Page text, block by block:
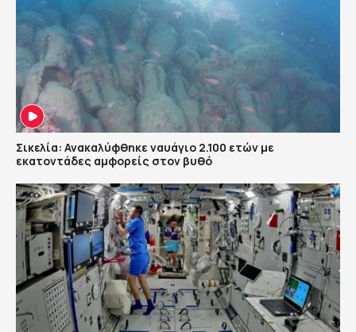
Σικελία: Ανακαλύφθηκε ναυάγιο 2.100 ετών με
εκατοντάδες αμφορείς στον βυθό